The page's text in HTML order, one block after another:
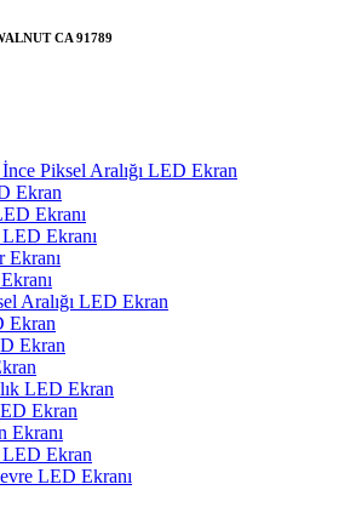
CA 91789
Piksel Aralığı LED Ekran
Ekran
Ekranı
Ekranı
Ekranı
Aralığı LED Ekran
Ekran
Ekran
LED Ekran
Ekran
Ekranı
Ekran
LED Ekranı